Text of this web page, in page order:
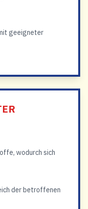
geeigneter
wodurch sich
der betroffenen